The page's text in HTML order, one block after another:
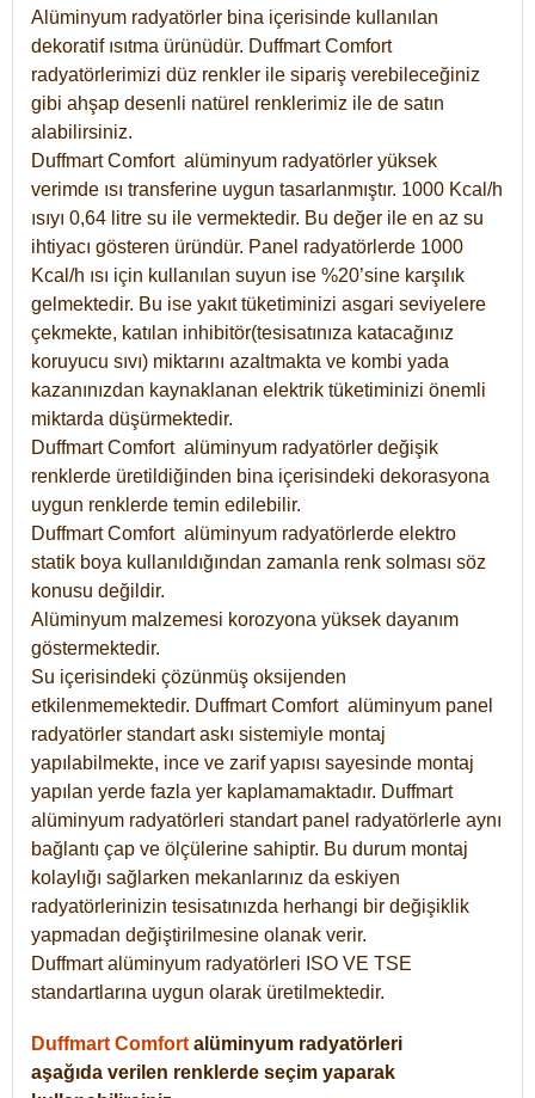
Alüminyum radyatörler bina içerisinde kullanılan
dekoratif ısıtma ürünüdür. Duffmart Comfort
radyatörlerimizi düz renkler ile sipariş verebileceğiniz
gibi ahşap desenli natürel renklerimiz ile de satın
alabilirsiniz.
Duffmart Comfort alüminyum radyatörler yüksek
verimde ısı transferine uygun tasarlanmıştır. 1000 Kcal/h
ısıyı 0,64 litre su ile vermektedir. Bu değer ile en az su
ihtiyacı gösteren üründür. Panel radyatörlerde 1000
Kcal/h ısı için kullanılan suyun ise %20’sine karşılık
gelmektedir. Bu ise yakıt tüketiminizi asgari seviyelere
çekmekte, katılan inhibitör(tesisatınıza katacağınız
koruyucu sıvı) miktarını azaltmakta ve kombi yada
kazanınızdan kaynaklanan elektrik tüketiminizi önemli
miktarda düşürmektedir.
Duffmart Comfort alüminyum radyatörler değişik
renklerde üretildiğinden bina içerisindeki dekorasyona
uygun renklerde temin edilebilir.
DuffmartComfort alüminyum radyatörlerde elektro
statik boya kullanıldığından zamanla renk solması söz
konusu değildir.
Alüminyum malzemesi korozyona yüksek dayanım
göstermektedir.
Su içerisindeki çözünmüş oksijenden
etkilenmemektedir. DuffmartComfort alüminyum panel
radyatörler standart askı sistemiyle montaj
yapılabilmekte, ince ve zarif yapısı sayesinde montaj
yapılan yerde fazla yer kaplamamaktadır. Duffmart
alüminyum radyatörleri standart panel radyatörlerle aynı
bağlantı çap ve ölçülerine sahiptir. Bu durum montaj
kolaylığı sağlarken mekanlarınız da eskiyen
radyatörlerinizin tesisatınızda herhangi bir değişiklik
yapmadan değiştirilmesine olanak verir.
Duffmart alüminyum radyatörleri ISO VE TSE
standartlarına uygun olarak üretilmektedir.
Duffmart Comfort alüminyum radyatörleri
aşağıda verilen renklerde seçim yaparak